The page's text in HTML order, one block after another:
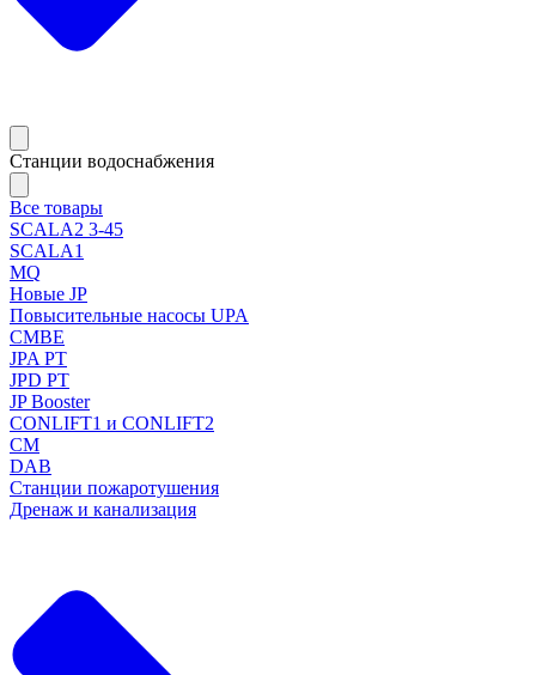
Станции водоснабжения
Все товары
SCALA2 3-45
SCALA1
MQ
Новые JP
Повысительные насосы UPA
CMBE
JPA PT
JPD PT
JP Booster
CONLIFT1 и CONLIFT2
CM
DAB
Станции пожаротушения
Дренаж и канализация